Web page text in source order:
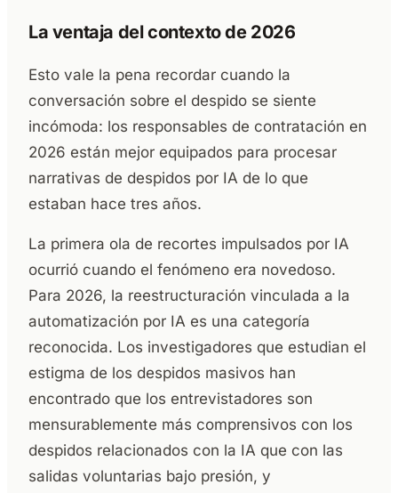
La ventaja del contexto de 2026
Esto vale la pena recordar cuando la
conversación sobre el despido se siente
incómoda: los responsables de contratación en
2026 están mejor equipados para procesar
narrativas de despidos por IA de lo que
estaban hace tres años.
La primera ola de recortes impulsados por IA
ocurrió cuando el fenómeno era novedoso.
Para 2026, la reestructuración vinculada a la
automatización por IA es una categoría
reconocida. Los investigadores que estudian el
estigma de los despidos masivos han
encontrado que los entrevistadores son
mensurablemente más comprensivos con los
despidos relacionados con la IA que con las
salidas voluntarias bajo presión, y